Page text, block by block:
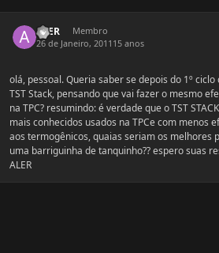
ALER
Membro
26 de Janeiro, 2011 15 anos
olá, pessoal. Queria saber se depois do 1º
TST Stack, pensando que vai fazer o mesmo
na TPC? resumindo: é verdade que o TST
mais conhecidos usados na TPCe com menos
aos termogênicos, quaias seriam os melhores
uma barriguinha de tanquinho?? espero suas
ALER